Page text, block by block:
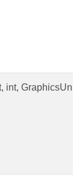
int,